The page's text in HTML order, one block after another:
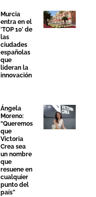
Murcia
entra en el
‘TOP 10’ de
las
ciudades
españolas
que
lideran la
innovación
Ángela
Moreno:
“Queremos
que
Victoria
Crea sea
un nombre
que
resuene en
cualquier
punto del
país”